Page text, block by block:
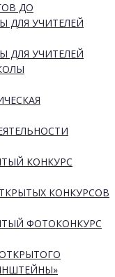
ДО
ДЛЯ УЧИТЕЛЕЙ
ДЛЯ УЧИТЕЛЕЙ
КОНКУРС
КОНКУРСОВ
ФОТОКОНКУРС